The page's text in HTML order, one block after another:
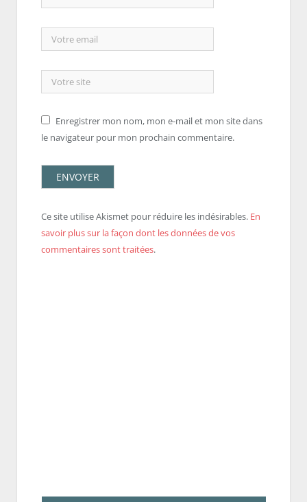
Enregistrer mon nom, mon e-mail et mon site dans
le navigateur pour mon prochain commentaire.
Ce site utilise Akismet pour réduire les indésirables. En
savoir plus sur la façon dont les données de vos
commentaires sont traitées.